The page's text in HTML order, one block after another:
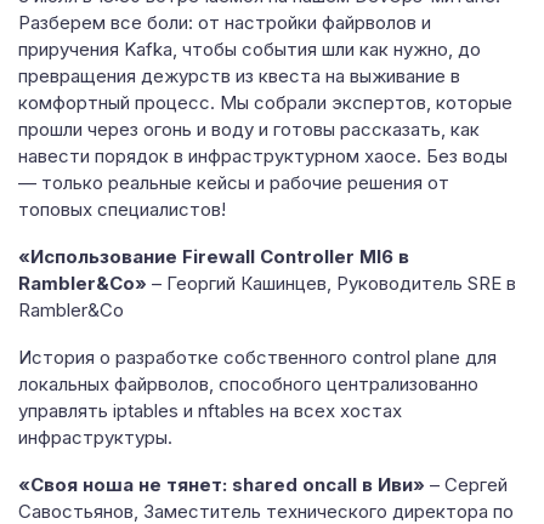
Разберем все боли: от настройки файрволов и
приручения Kafka, чтобы события шли как нужно, до
превращения дежурств из квеста на выживание в
комфортный процесс. Мы собрали экспертов, которые
прошли через огонь и воду и готовы рассказать, как
навести порядок в инфраструктурном хаосе. Без воды
— только реальные кейсы и рабочие решения от
топовых специалистов!
«Использование Firewall Controller MI6 в
Rambler&Co» – Георгий Кашинцев, Руководитель SRE в
Rambler&Co
История о разработке собственного control plane для
локальных файрволов, способного централизованно
управлять iptables и nftables на всех хостах
инфраструктуры.
«Своя ноша не тянет: shared oncall в Иви» – Сергей
Савостьянов, Заместитель технического директора по